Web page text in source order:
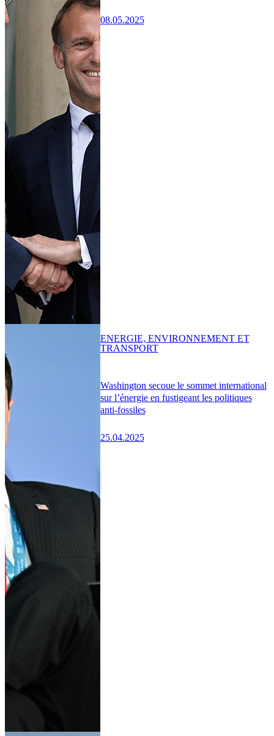
08.05.2025
Washington secoue le sommet international
sur l’énergie en fustigeant les politiques
anti-fossiles
25.04.2025
ENERGIE, ENVIRONNEMENT ET
TRANSPORT